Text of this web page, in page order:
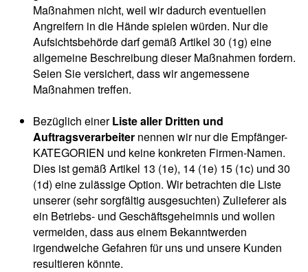
Maßnahmen nicht, weil wir dadurch eventuellen
Angreifern in die Hände spielen würden. Nur die
Aufsichtsbehörde darf gemäß Artikel 30 (1g) eine
allgemeine Beschreibung dieser Maßnahmen fordern.
Seien Sie versichert, dass wir angemessene
Maßnahmen treffen.
Bezüglich einerListe aller Dritten und
Auftragsverarbeiter nennen wir nur die Empfänger-
KATEGORIEN und keine konkreten Firmen-Namen.
Dies ist gemäß Artikel 13 (1e), 14 (1e) 15 (1c) und 30
(1d) eine zulässige Option. Wir betrachten die Liste
unserer (sehr sorgfältig ausgesuchten) Zulieferer als
ein Betriebs- und Geschäftsgeheimnis und wollen
vermeiden, dass aus einem Bekanntwerden
irgendwelche Gefahren für uns und unsere Kunden
resultieren könnte.